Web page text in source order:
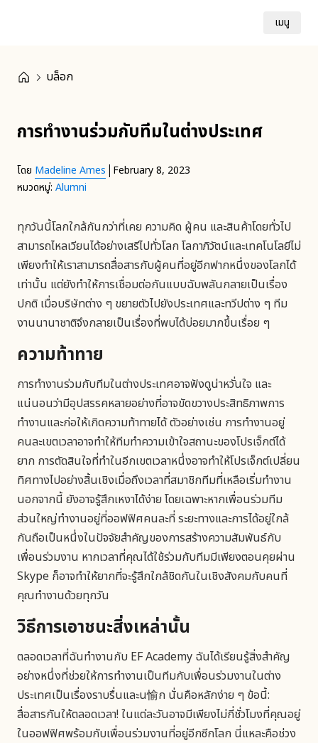
เมนู
บล็อก
การทำงานร่วมกับทีมในต่างประเทศ
โดย Madeline Ames | February 8, 2023
หมวดหมู่: Alumni
ทุกวันนี้โลกใกล้กันกว่าที่เคย ความคิด ผู้คน และสินค้าโดยทั่วไป
สามารถไหลเวียนได้อย่างเสรีไปทั่วโลก โลกาภิวัตน์และเทคโนโลยีไม่
เพียงทำให้เราสามารถสื่อสารกับผู้คนที่อยู่อีกฟากหนึ่งของโลกได้
เท่านั้น แต่ยังทำให้การเชื่อมต่อกันแบบฉับพลันกลายเป็นเรื่อง
ปกติ เมื่อบริษัทต่าง ๆ ขยายตัวไปยังประเทศและทวีปต่าง ๆ ทีม
งานนานาชาติจึงกลายเป็นเรื่องที่พบได้บ่อยมากขึ้นเรื่อย ๆ
ความท้าทาย
การทำงานร่วมกับทีมในต่างประเทศอาจฟังดูน่าหวั่นใจ และ
แน่นอนว่ามีอุปสรรคหลายอย่างที่อาจขัดขวางประสิทธิภาพการ
ทำงานและก่อให้เกิดความท้าทายได้ ตัวอย่างเช่น การทำงานอยู่
คนละเขตเวลาอาจทำให้ทีมทำความเข้าใจสถานะของโปรเจ็กต์ได้
ยาก การตัดสินใจที่ทำในอีกเขตเวลาหนึ่งอาจทำให้โปรเจ็กต์เปลี่ยน
ทิศทางไปอย่างสิ้นเชิงเมื่อถึงเวลาที่สมาชิกทีมที่เหลือเริ่มทำงาน
นอกจากนี้ ยังอาจรู้สึกเหงาได้ง่าย โดยเฉพาะหากเพื่อนร่วมทีม
ส่วนใหญ่ทำงานอยู่ที่ออฟฟิศคนละที่ ระยะทางและการได้อยู่ใกล้
กันถือเป็นหนึ่งในปัจจัยสำคัญของการสร้างความสัมพันธ์กับ
เพื่อนร่วมงาน หากเวลาที่คุณได้ใช้ร่วมกับทีมมีเพียงตอนคุยผ่าน
Skype ก็อาจทำให้ยากที่จะรู้สึกใกล้ชิดกันในเชิงสังคมกับคนที่
คุณทำงานด้วยทุกวัน
วิธีการเอาชนะสิ่งเหล่านั้น
ตลอดเวลาที่ฉันทำงานกับ EF Academy ฉันได้เรียนรู้สิ่งสำคัญ
อย่างหนึ่งที่ช่วยให้การทำงานเป็นทีมกับเพื่อนร่วมงานในต่าง
ประเทศเป็นเรื่องราบรื่นและน愉ก นั่นคือหลักง่าย ๆ ข้อนี้:
สื่อสารกันให้ตลอดเวลา! ในแต่ละวันอาจมีเพียงไม่กี่ชั่วโมงที่คุณอยู่
ในออฟฟิศพร้อมกับเพื่อนร่วมงานที่อยู่อีกซีกโลก นี่แหละคือช่วง